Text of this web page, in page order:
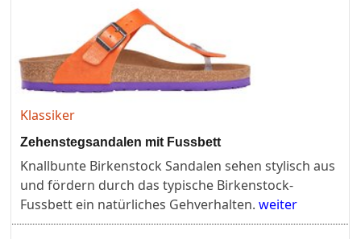
Klassiker
Zehenstegsandalen mit Fussbett
Knallbunte Birkenstock Sandalen sehen stylisch aus
und fördern durch das typische Birkenstock-
Fussbett ein natürliches Gehverhalten.weiter